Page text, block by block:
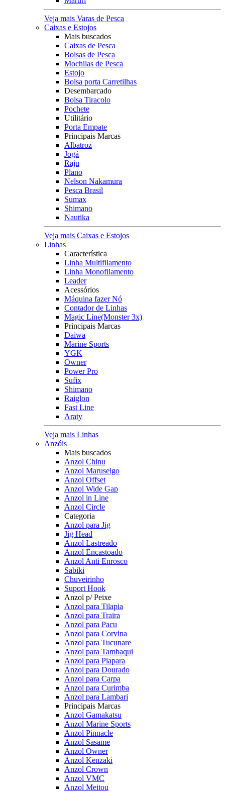
Veja mais Varas de Pesca
Caixas e Estojos
Mais buscados
Caixas de Pesca
Bolsas de Pesca
Mochilas de Pesca
Estojo
Bolsa porta Carretilhas
Desembarcado
Bolsa Tiracolo
Pochete
Utilitário
Porta Empate
Principais Marcas
Albatroz
Jogá
Raju
Plano
Nelson Nakamura
Pesca Brasil
Sumax
Shimano
Nautika
Veja mais Caixas e Estojos
Linhas
Característica
Linha Multifilamento
Linha Monofilamento
Leader
Acessórios
Máquina fazer Nó
Contador de Linhas
Magic Line(Monster 3x)
Principais Marcas
Daiwa
Marine Sports
YGK
Owner
Power Pro
Sufix
Shimano
Raiglon
Fast Line
Araty
Veja mais Linhas
Anzóis
Mais buscados
Anzol Chinu
Anzol Maruseigo
Anzol Offset
Anzol Wide Gap
Anzol in Line
Anzol Circle
Categoria
Anzol para Jig
Jig Head
Anzol Lastreado
Anzol Encastoado
Anzol Anti Enrosco
Sabiki
Chuveirinho
Suport Hook
Anzol p/ Peixe
Anzol para Tilapia
Anzol para Traira
Anzol para Pacu
Anzol para Corvina
Anzol para Tucunare
Anzol para Tambaqui
Anzol para Piapara
Anzol para Dourado
Anzol para Carpa
Anzol para Curimba
Anzol para Lambari
Principais Marcas
Anzol Gamakatsu
Anzol Marine Sports
Anzol Pinnacle
Anzol Sasame
Anzol Owner
Anzol Kenzaki
Anzol Crown
Anzol VMC
Anzol Meitou